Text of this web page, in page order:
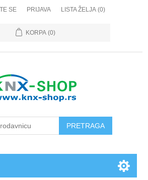
SE PRIJAVA LISTA ŽELJA (0)
KORPA (0)